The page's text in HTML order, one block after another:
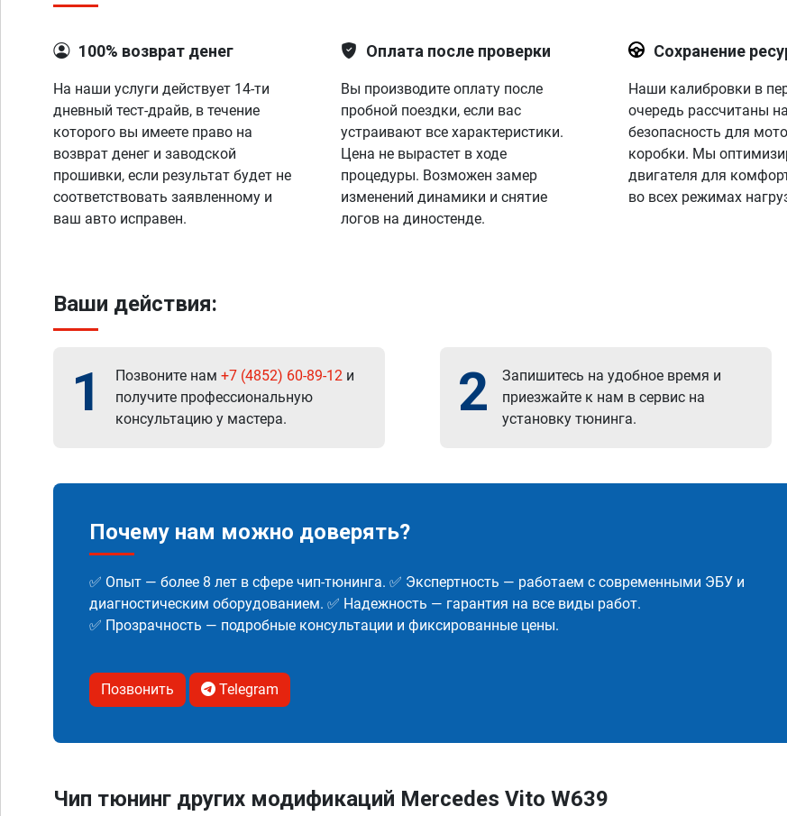
100% возврат денег
На наши услуги действует 14-ти
дневный тест-драйв, в течение
которого вы имеете право на
возврат денег и заводской
прошивки, если результат будет не
соответствовать заявленному и
ваш авто исправен.
Оплата после проверки
Вы производите оплату после
пробной поездки, если вас
устраивают все характеристики.
Цена не вырастет в ходе
процедуры. Возможен замер
изменений динамики и снятие
логов на диностенде.
Сохранение
Наши калибровки в
очередь рассчитаны на
безопасность для
коробки. Мы
двигателя для
во всех режимах
Ваши действия:
1 Позвоните нам +7 (4852) 60-89-12 и
получите профессиональную
консультацию у мастера.
2
Запишитесь на удобное время и
приезжайте к нам в сервис на
установку тюнинга.
Почему нам можно доверять?
✅ Опыт — более 8 лет в сфере чип-тюнинга. ✅ Экспертность — работаем с современными ЭБУ и
диагностическим оборудованием. ✅ Надежность — гарантия на все виды работ.
✅ Прозрачность — подробные консультации и фиксированные цены.
Позвонить Telegram
Чип тюнинг других модификаций Mercedes Vito W639